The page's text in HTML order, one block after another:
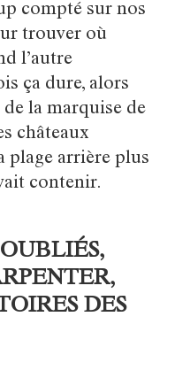
compté sur nos
trouver où
l’autre
ça dure, alors
la marquise de
châteaux
plage arrière plus
contenir.
DES